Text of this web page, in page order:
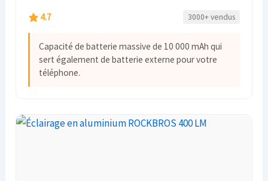
4.7 3000+ vendus
Capacité de batterie massive de 10 000 mAh qui
sert également de batterie externe pour votre
téléphone.